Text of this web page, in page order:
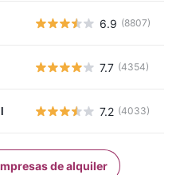
6.9 (8807)
7.7 (4354)
7.2 (4033)
de alquiler